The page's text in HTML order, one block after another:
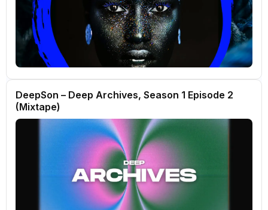
DeepSon – Deep Archives, Season 1 Episode 2
(Mixtape)